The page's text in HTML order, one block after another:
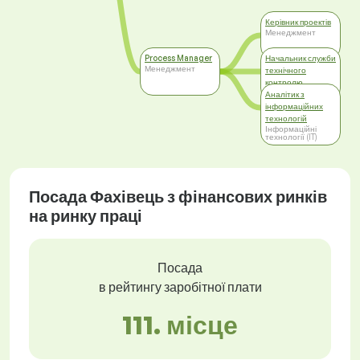
Process Manager
Менеджмент
Керівник проектів
Менеджмент
Начальник служби
технічного
контролю
Менеджмент
Аналітик з
інформаційних
технологій
Інформаційні
технології (IT)
Посада Фахівець з фінансових ринків
на ринку праці
Посада
в рейтингу заробітної плати
111. місце